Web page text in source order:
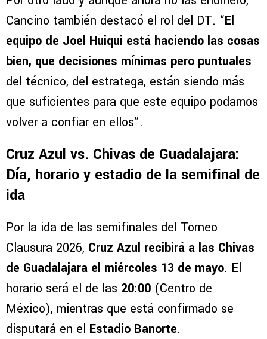
Cancino también destacó el rol del DT. “El
equipo de Joel Huiqui está haciendo las cosas
bien, que decisiones mínimas pero puntuales
del técnico, del estratega, están siendo más
que suficientes para que este equipo podamos
volver a confiar en ellos”.
Cruz Azul vs. Chivas de Guadalajara:
Día, horario y estadio de la semifinal de
ida
Por la ida de las semifinales del Torneo
Clausura 2026, Cruz Azul recibirá a las Chivas
de Guadalajara el miércoles 13 de mayo. El
horario será el de las 20:00 (Centro de
México), mientras que está confirmado se
disputará en el Estadio Banorte.